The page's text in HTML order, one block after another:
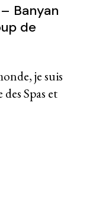
Banyan
de
je suis
Spas et